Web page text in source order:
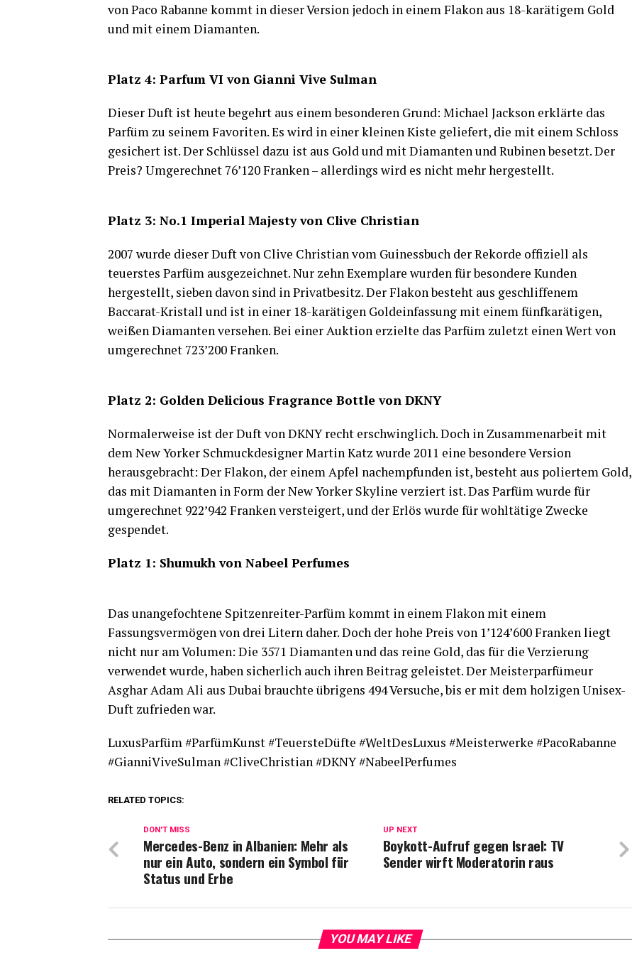
von Paco Rabanne kommt in dieser Version jedoch in einem Flakon aus 18-karätigem Gold
und mit einem Diamanten.
Platz 4: Parfum VI von Gianni Vive Sulman
Dieser Duft ist heute begehrt aus einem besonderen Grund: Michael Jackson erklärte das
Parfüm zu seinem Favoriten. Es wird in einer kleinen Kiste geliefert, die mit einem Schloss
gesichert ist. Der Schlüssel dazu ist aus Gold und mit Diamanten und Rubinen besetzt. Der
Preis? Umgerechnet 76’120 Franken – allerdings wird es nicht mehr hergestellt.
Platz 3: No.1 Imperial Majesty von Clive Christian
2007 wurde dieser Duft von Clive Christian vom Guinessbuch der Rekorde offiziell als
teuerstes Parfüm ausgezeichnet. Nur zehn Exemplare wurden für besondere Kunden
hergestellt, sieben davon sind in Privatbesitz. Der Flakon besteht aus geschliffenem
Baccarat-Kristall und ist in einer 18-karätigen Goldeinfassung mit einem fünfkarätigen,
weißen Diamanten versehen. Bei einer Auktion erzielte das Parfüm zuletzt einen Wert von
umgerechnet 723’200 Franken.
Platz 2: Golden Delicious Fragrance Bottle von DKNY
Normalerweise ist der Duft von DKNY recht erschwinglich. Doch in Zusammenarbeit mit
dem New Yorker Schmuckdesigner Martin Katz wurde 2011 eine besondere Version
herausgebracht: Der Flakon, der einem Apfel nachempfunden ist, besteht aus poliertem Gold,
das mit Diamanten in Form der New Yorker Skyline verziert ist. Das Parfüm wurde für
umgerechnet 922’942 Franken versteigert, und der Erlös wurde für wohltätige Zwecke
gespendet.
Platz 1: Shumukh von Nabeel Perfumes
Das unangefochtene Spitzenreiter-Parfüm kommt in einem Flakon mit einem
Fassungsvermögen von drei Litern daher. Doch der hohe Preis von 1’124’600 Franken liegt
nicht nur am Volumen: Die 3571 Diamanten und das reine Gold, das für die Verzierung
verwendet wurde, haben sicherlich auch ihren Beitrag geleistet. Der Meisterparfümeur
Asghar Adam Ali aus Dubai brauchte übrigens 494 Versuche, bis er mit dem holzigen Unisex-
Duft zufrieden war.
LuxusParfüm #ParfümKunst #TeuersteDüfte #WeltDesLuxus #Meisterwerke #PacoRabanne
#GianniViveSulman #CliveChristian #DKNY #NabeelPerfumes
RELATED TOPICS:
UP NEXT
Boykott-Aufruf gegen Israel: TV
Sender wirft Moderatorin raus
DON'T MISS
Mercedes-Benz in Albanien: Mehr als
nur ein Auto, sondern ein Symbol für
Status und Erbe
YOU MAY LIKE